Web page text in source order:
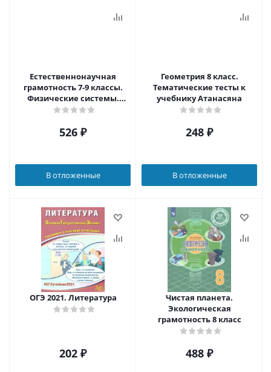
Естественнонаучная
грамотность 7-9 классы.
Физические системы.
Тренажёр
526 ₽
В отложенные
Геометрия 8 класс.
Тематические тесты к
учебнику Атанасяна
248 ₽
В отложенные
ОГЭ 2021. Литература
202 ₽
Чистая планета.
Экологическая
грамотность 8 класс
488 ₽